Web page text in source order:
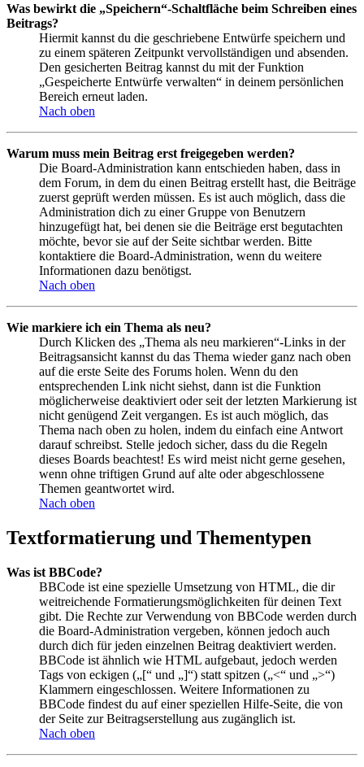
Was bewirkt die „Speichern“-Schaltfläche beim Schreiben eines
Beitrags?
Hiermit kannst du die geschriebene Entwürfe speichern und
zu einem späteren Zeitpunkt vervollständigen und absenden.
Den gesicherten Beitrag kannst du mit der Funktion
„Gespeicherte Entwürfe verwalten“ in deinem persönlichen
Bereich erneut laden.
Nach oben
Warum muss mein Beitrag erst freigegeben werden?
Die Board-Administration kann entschieden haben, dass in
dem Forum, in dem du einen Beitrag erstellt hast, die Beiträge
zuerst geprüft werden müssen. Es ist auch möglich, dass die
Administration dich zu einer Gruppe von Benutzern
hinzugefügt hat, bei denen sie die Beiträge erst begutachten
möchte, bevor sie auf der Seite sichtbar werden. Bitte
kontaktiere die Board-Administration, wenn du weitere
Informationen dazu benötigst.
Nach oben
Wie markiere ich ein Thema als neu?
Durch Klicken des „Thema als neu markieren“-Links in der
Beitragsansicht kannst du das Thema wieder ganz nach oben
auf die erste Seite des Forums holen. Wenn du den
entsprechenden Link nicht siehst, dann ist die Funktion
möglicherweise deaktiviert oder seit der letzten Markierung ist
nicht genügend Zeit vergangen. Es ist auch möglich, das
Thema nach oben zu holen, indem du einfach eine Antwort
darauf schreibst. Stelle jedoch sicher, dass du die Regeln
dieses Boards beachtest! Es wird meist nicht gerne gesehen,
wenn ohne triftigen Grund auf alte oder abgeschlossene
Themen geantwortet wird.
Nach oben
Textformatierung und Thementypen
Was ist BBCode?
BBCode ist eine spezielle Umsetzung von HTML, die dir
weitreichende Formatierungsmöglichkeiten für deinen Text
gibt. Die Rechte zur Verwendung von BBCode werden durch
die Board-Administration vergeben, können jedoch auch
durch dich für jeden einzelnen Beitrag deaktiviert werden.
BBCode ist ähnlich wie HTML aufgebaut, jedoch werden
Tags von eckigen („[“ und „]“) statt spitzen („<“ und „>“)
Klammern eingeschlossen. Weitere Informationen zu
BBCode findest du auf einer speziellen Hilfe-Seite, die von
der Seite zur Beitragserstellung aus zugänglich ist.
Nach oben